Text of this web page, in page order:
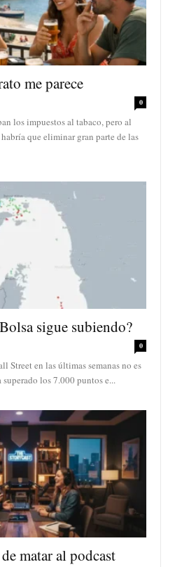
me parece
0
los impuestos al tabaco, pero al
que eliminar gran parte de las
sigue subiendo?
0
Street en las últimas semanas no es
los 7.000 puntos e...
matar al podcast